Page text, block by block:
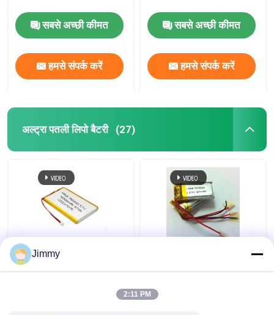
सबसे अच्छी कीमत
हमसे संपर्क करें
सबसे अच्छी कीमत
हमसे संपर्क करें
अल्ट्रा पतली लिपो बैटरी (27)
ODM 3.7v 10000mah
लीपो बैटरी 4.2V पावर बैंक के
Jimmy
2:11 PM